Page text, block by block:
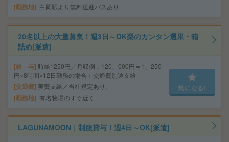
勤務地 白岡駅より無料送迎バスあり
20名以上の大量募集！週3日～OK梨のカンタン選果・箱
詰め[派遣]
給 与 時給1250円／月収例：120、000円＝1、250
円×8時間×12日勤務の場合＋交通費別途支給
交通費 実費支給／当社規定あり。
勤務地 有名牧場のすぐ近く
気になる!
LAGUNAMOON｜制服貸与！週4日～OK[派遣]